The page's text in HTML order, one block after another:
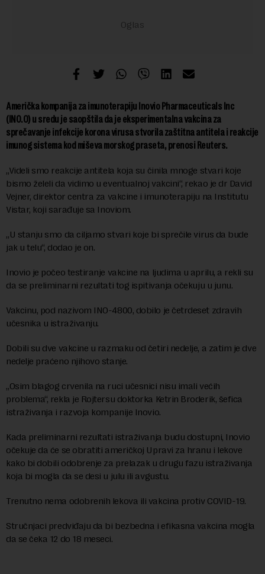
Američka kompanija za imunoterapiju Inovio Pharmaceuticals Inc
(INO.O) u sredu je saopštila da je eksperimentalna vakcina za
sprečavanje infekcije korona virusa stvorila zaštitna antitela i reakcije
imunog sistema kod miševa morskog praseta, prenosi Reuters.
„Videli smo reakcije antitela koja su činila mnoge stvari koje
bismo želeli da vidimo u eventualnoj vakcini“, rekao je dr David
Vejner, direktor centra za vakcine i imunoterapiju na Institutu
Vistar, koji sarađuje sa Inoviom.
„U stanju smo da ciljamo stvari koje bi sprečile virus da bude
jak u telu“, dodao je on.
Inovio je počeo testiranje vakcine na ljudima u aprilu, a rekli su
da se preliminarni rezultati tog ispitivanja očekuju u junu.
Vakcinu, pod nazivom INO-4800, dobilo je četrdeset zdravih
učesnika u istraživanju.
Dobili su dve vakcine u razmaku od četiri nedelje, a zatim je dve
nedelje praćeno njihovo stanje.
„Osim blagog crvenila na ruci učesnici nisu imali većih
problema“, rekla je Rojtersu doktorka Ketrin Broderik, šefica
istraživanja i razvoja kompanije Inovio.
Kada preliminarni rezultati istraživanja budu dostupni, Inovio
očekuje da će se obratiti američkoj Upravi za hranu i lekove
kako bi dobili odobrenje za prelazak u drugu fazu istraživanja
koja bi mogla da se desi u julu ili avgustu.
Trenutno nema odobrenih lekova ili vakcina protiv COVID-19.
Stručnjaci predviđaju da bi bezbedna i efikasna vakcina mogla
da se čeka 12 do 18 meseci.